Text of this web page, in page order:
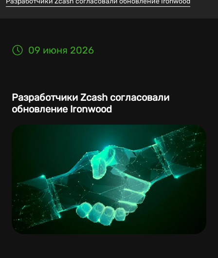
09 июня 2026
Разработчики Zcash согласовали
обновление Ironwood